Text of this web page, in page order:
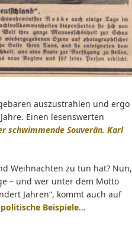
auszustrahlen und ergo
Einen lesenswerten
schwimmende Souverän. Karl
Weihnachten zu tun hat? Nun,
– und wer unter dem Motto
Jahren“, kommt auch auf
Beispiele…